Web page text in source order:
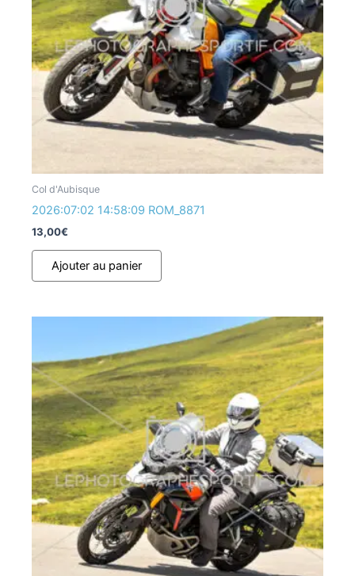
Col d'Aubisque
2026:07:02 14:58:09 ROM_8871
13,00€
Ajouter au panier